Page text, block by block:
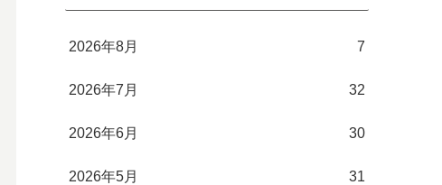
2026年8月 7
2026年7月 32
2026年6月 30
2026年5月 31